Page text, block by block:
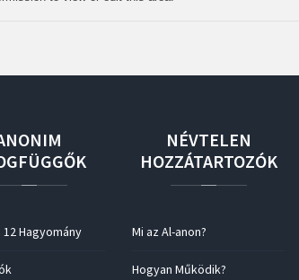
Hagyomány
NÉVTELEN
HOZZÁTARTOZÓK
Mi az Al-anon?
Hogyan Működik?